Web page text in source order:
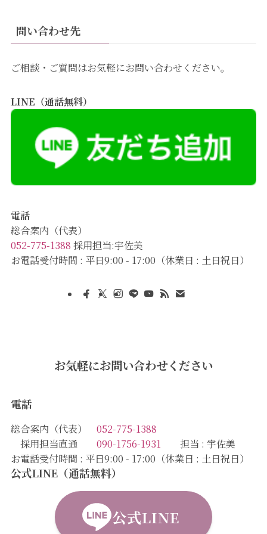
問い合わせ先
ご相談・ご質問はお気軽にお問い合わせください。
LINE（通話無料）
電話
総合案内（代表）
052-775-1388 採用担当:宇佐美
お電話受付時間 : 平日9:00 - 17:00（休業日 : 土日祝日）
お気軽にお問い合わせください
電話
総合案内（代表） 052-775-1388
採用担当直通 090-1756-1931 担当 : 宇佐美
お電話受付時間 : 平日9:00 - 17:00（休業日 : 土日祝日）
公式LINE（通話無料）
公式LINE